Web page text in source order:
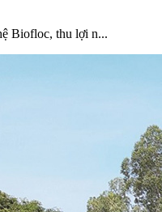
Biofloc, thu lợi n...